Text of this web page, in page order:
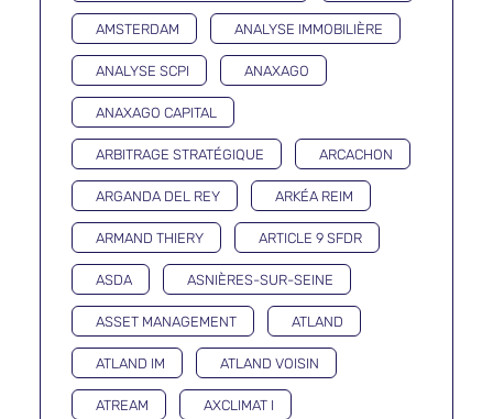
AMSTERDAM ANALYSE IMMOBILIÈRE
ANALYSE SCPI ANAXAGO
ANAXAGO CAPITAL
ARBITRAGE STRATÉGIQUE ARCACHON
ARGANDA DEL REY ARKÉA REIM
ARMAND THIERY ARTICLE 9 SFDR
ASDA ASNIÈRES-SUR-SEINE
ASSET MANAGEMENT ATLAND
ATLAND IM ATLAND VOISIN
ATREAM AXCLIMAT I